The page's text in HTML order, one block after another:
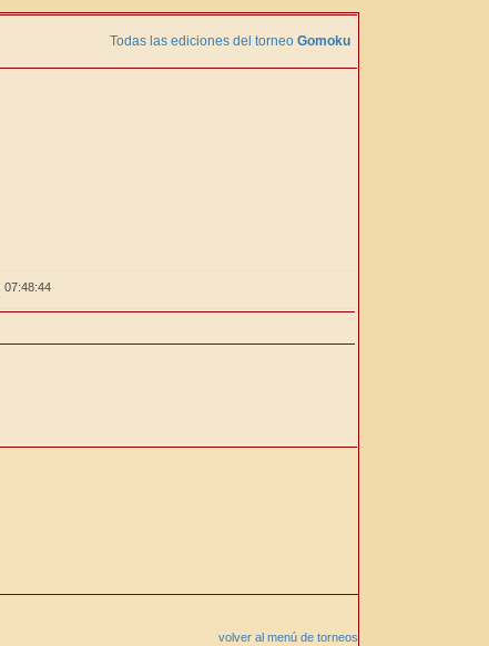
Todas las ediciones del torneo Gomoku
07:48:44
volver al menú de torneos